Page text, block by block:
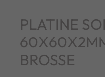
PLATINE
BROSSE